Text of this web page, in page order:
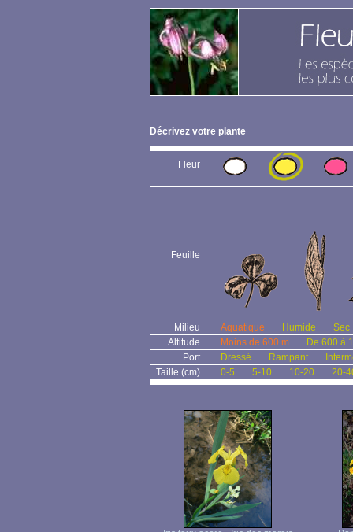
Décrivez votre plante
Fleur
Feuille
Milieu Aquatique Humide
Sec
Altitude
Moins de 600 m
De 600 à
Port
Dressé Rampant
Taille (cm)
0-5 5-10 10-20 20-